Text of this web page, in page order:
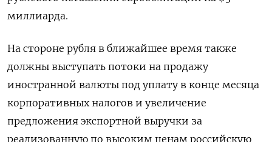
миллиарда.
На стороне рубля в ближайшее время также
должны выступать потоки на продажу
иностранной валюты под уплату в конце месяца
корпоративных налогов и увеличение
предложения экспортной выручки за
реализованную по высоким ценам российскую